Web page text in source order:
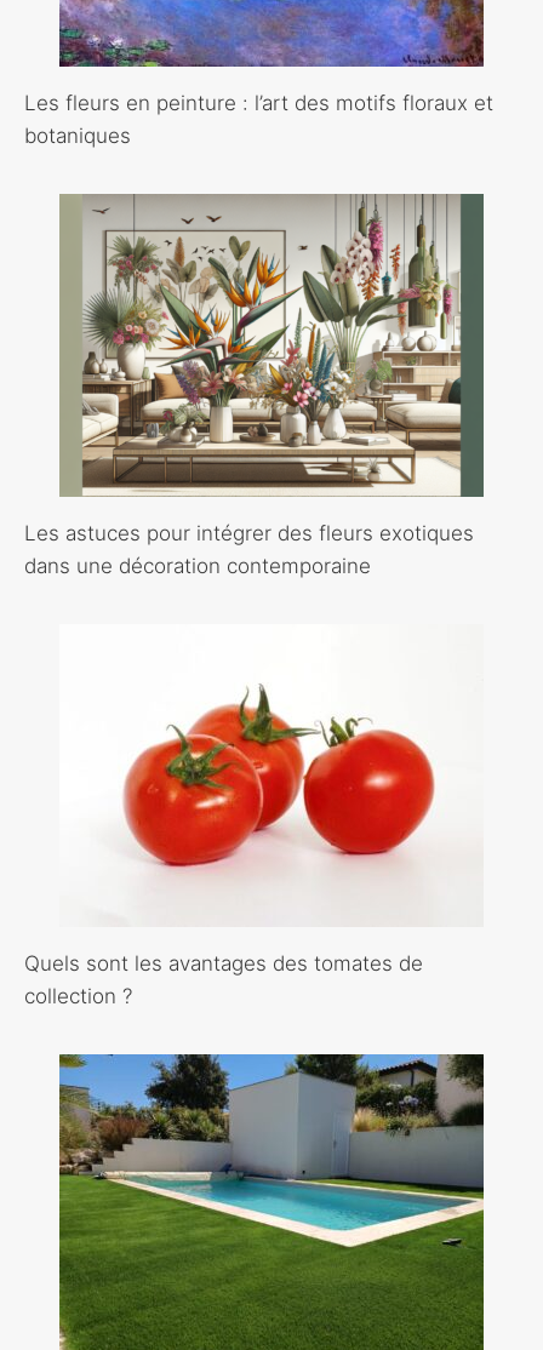
Les fleurs en peinture : l’art des motifs floraux et
botaniques
Les astuces pour intégrer des fleurs exotiques
dans une décoration contemporaine
Quels sont les avantages des tomates de
collection ?